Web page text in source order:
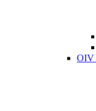
OIV